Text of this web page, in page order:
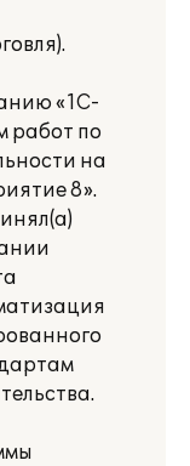
«1С-
работ по
на
8».